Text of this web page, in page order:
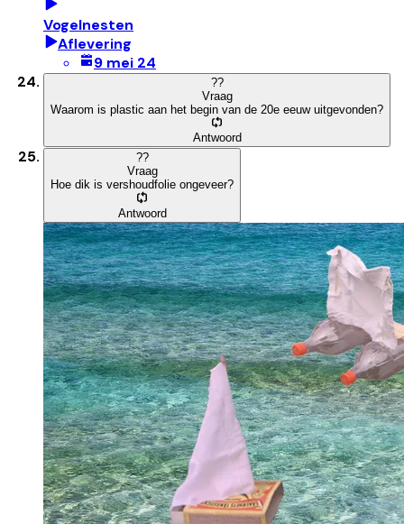
Vogelnesten
Aflevering
9 mei 24
??
Vraag
Waarom is plastic aan het begin van de 20e eeuw uitgevonden?
Antwoord
??
Vraag
Hoe dik is vershoudfolie ongeveer?
Antwoord